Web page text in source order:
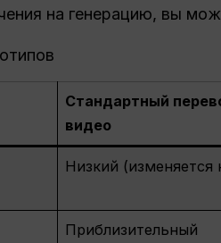
на генерацию, вы
Стандартный
видео
Низкий
Приблизительный